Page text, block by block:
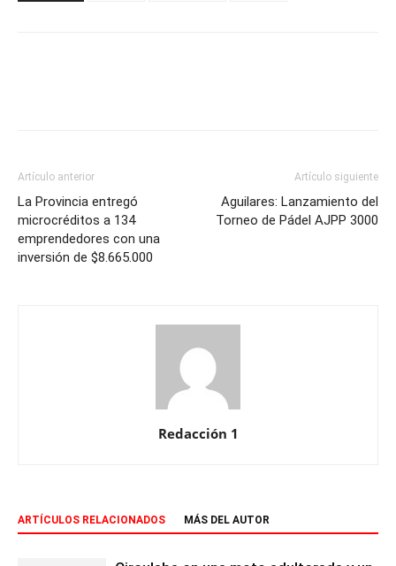
Artículo anterior
La Provincia entregó
microcréditos a 134
emprendedores con una
inversión de $8.665.000
Artículo siguiente
Aguilares: Lanzamiento del
Torneo de Pádel AJPP 3000
Redacción 1
ARTÍCULOS RELACIONADOS MÁS DEL AUTOR